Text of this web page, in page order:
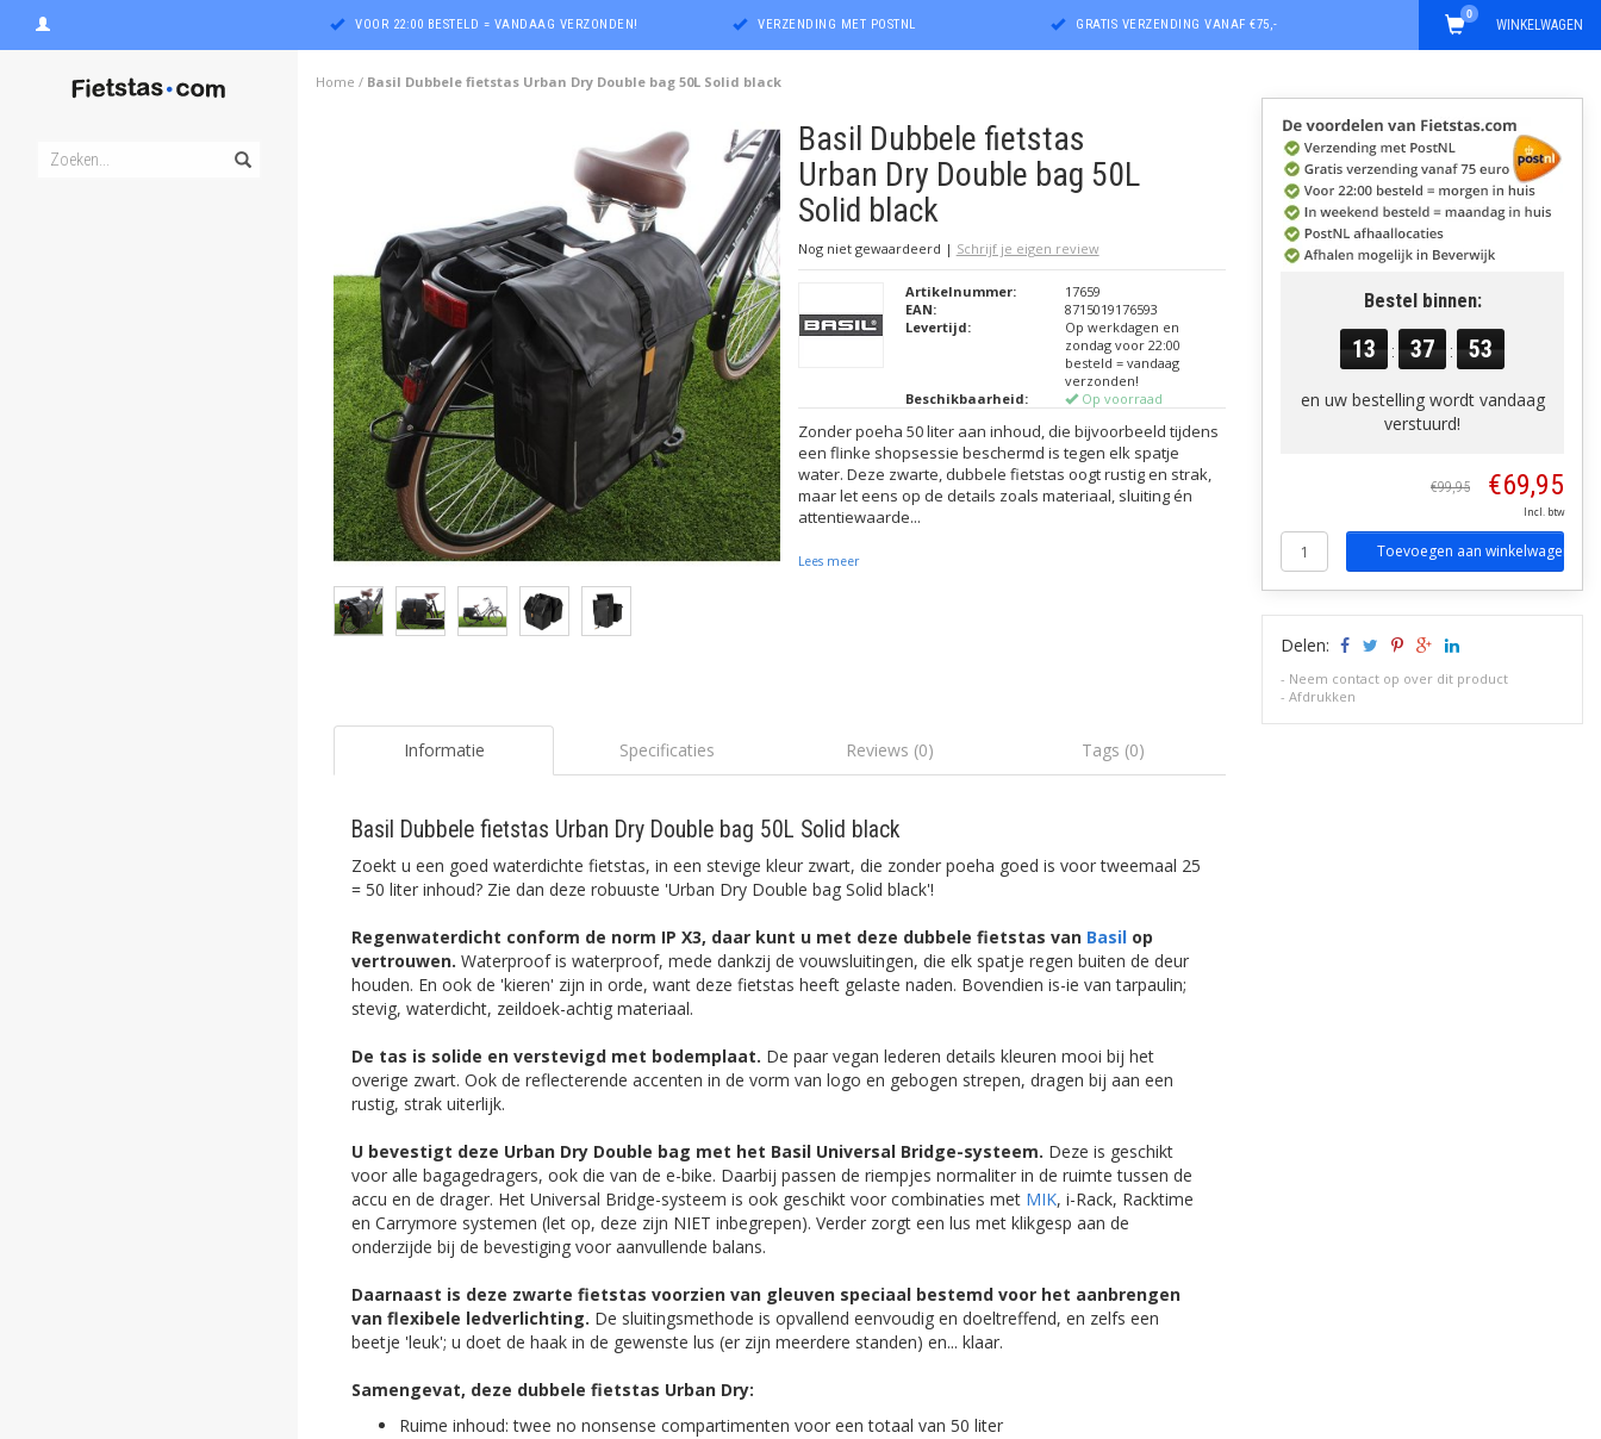
VOOR 22:00 BESTELD = VANDAAG VERZONDEN! VERZENDING MET POSTNL GRATIS VERZENDING VANAF €75,- WINKELWAGEN
0
Home / Basil Dubbele fietstas Urban Dry Double bag 50L Solid black
Basil Dubbele fietstas
Urban Dry Double bag 50L
Solid black
Nog niet gewaardeerd | Schrijf je eigen review
Artikelnummer:
17659
EAN:
8715019176593
Levertijd:
Op werkdagen en
zondag voor 22:00
besteld = vandaag
verzonden!
Beschikbaarheid:
Op voorraad
Zonder poeha 50 liter aan inhoud, die bijvoorbeeld tijdens
een flinke shopsessie beschermd is tegen elk spatje
water. Deze zwarte, dubbele fietstas oogt rustig en strak,
maar let eens op de details zoals materiaal, sluiting én
attentiewaarde...
Lees meer
Informatie Specificaties Reviews (0) Tags (0)
Basil Dubbele fietstas Urban Dry Double bag 50L Solid black
Zoekt u een goed waterdichte fietstas, in een stevige kleur zwart, die zonder poeha goed is voor tweemaal 25
= 50 liter inhoud? Zie dan deze robuuste 'Urban Dry Double bag Solid black'!
Regenwaterdicht conform de norm IP X3, daar kunt u met deze dubbele fietstas van Basil op
vertrouwen. Waterproof is waterproof, mede dankzij de vouwsluitingen, die elk spatje regen buiten de deur
houden. En ook de 'kieren' zijn in orde, want deze fietstas heeft gelaste naden. Bovendien is-ie van tarpaulin;
stevig, waterdicht, zeildoek-achtig materiaal.
De tas is solide en verstevigd met bodemplaat. De paar vegan lederen details kleuren mooi bij het
overige zwart. Ook de reflecterende accenten in de vorm van logo en gebogen strepen, dragen bij aan een
rustig, strak uiterlijk.
U bevestigt deze Urban Dry Double bag met het Basil Universal Bridge-systeem. Deze is geschikt
voor alle bagagedragers, ook die van de e-bike. Daarbij passen de riempjes normaliter in de ruimte tussen de
accu en de drager. Het Universal Bridge-systeem is ook geschikt voor combinaties met MIK, i-Rack, Racktime
en Carrymore systemen (let op, deze zijn NIET inbegrepen). Verder zorgt een lus met klikgesp aan de
onderzijde bij de bevestiging voor aanvullende balans.
Daarnaast is deze zwarte fietstas voorzien van gleuven speciaal bestemd voor het aanbrengen
van flexibele ledverlichting. De sluitingsmethode is opvallend eenvoudig en doeltreffend, en zelfs een
beetje 'leuk'; u doet de haak in de gewenste lus (er zijn meerdere standen) en... klaar.
Samengevat, deze dubbele fietstas Urban Dry:
Ruime inhoud: twee no nonsense compartimenten voor een totaal van 50 liter
Bestel binnen:
13 : 37 : 52
en uw bestelling wordt vandaag
verstuurd!
€99,95 €69,95
Incl. btw
Toevoegen aan winkelwagen
Delen:
- Neem contact op over dit product
-Afdrukken